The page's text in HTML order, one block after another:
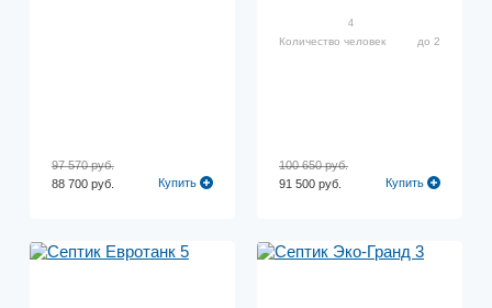
88 700 руб.
97 570 руб.
Купить
4
Количество человек до 2
91 500 руб.
100 650 руб.
Купить